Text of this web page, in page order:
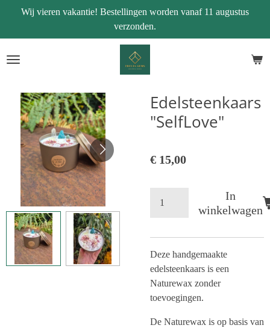
naar
de
Wij vieren vakantie! Bestellingen worden vanaf 11 augustus
verzonden.
Edelsteenkaars
"SelfLove"
€ 15,00
In
winkelwagen
Deze handgemaakte
edelsteenkaars is een
Naturewax zonder
toevoegingen.
De Naturewax is op basis van